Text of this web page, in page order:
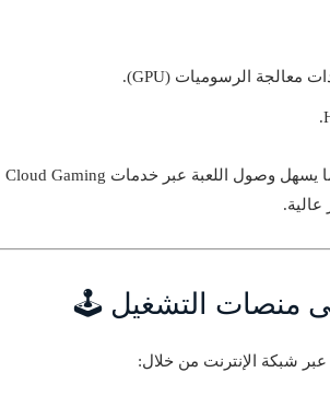
أيضًا، يُرجح اعتماد تحسينات تقنية تدعم بيئة اللعب السحابي، مما يسهل وصول اللعبة عبر خدمات Cloud Gaming
منصات التشغيل 🕹️
شبكة الإنترنت من خلال: